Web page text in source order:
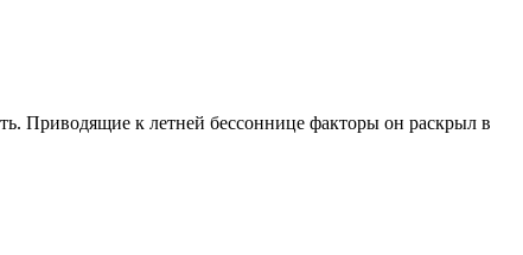
Приводящие к летней бессоннице факторы он раскрыл в